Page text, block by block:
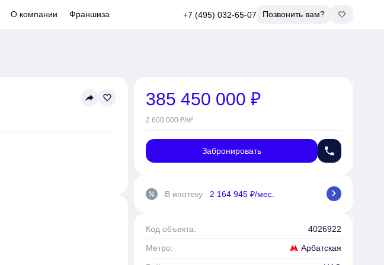
О компании Франшиза +7 (495) 032-65-07 Позвонить вам?
reply favorite_border 385 450 000 ₽
2 600 000 ₽/м²
Забронировать phone
percent В ипотеку 2 164 945 ₽/мес. chevron_right
Код объекта: 4026922
Метро: Арбатская